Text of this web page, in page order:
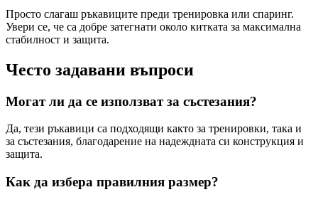
Просто слагаш ръкавиците преди тренировка или спаринг.
Увери се, че са добре затегнати около китката за максимална
стабилност и защита.
Често задавани въпроси
Могат ли да се използват за състезания?
Да, тези ръкавици са подходящи както за тренировки, така и
за състезания, благодарение на надеждната си конструкция и
защита.
Как да избера правилния размер?